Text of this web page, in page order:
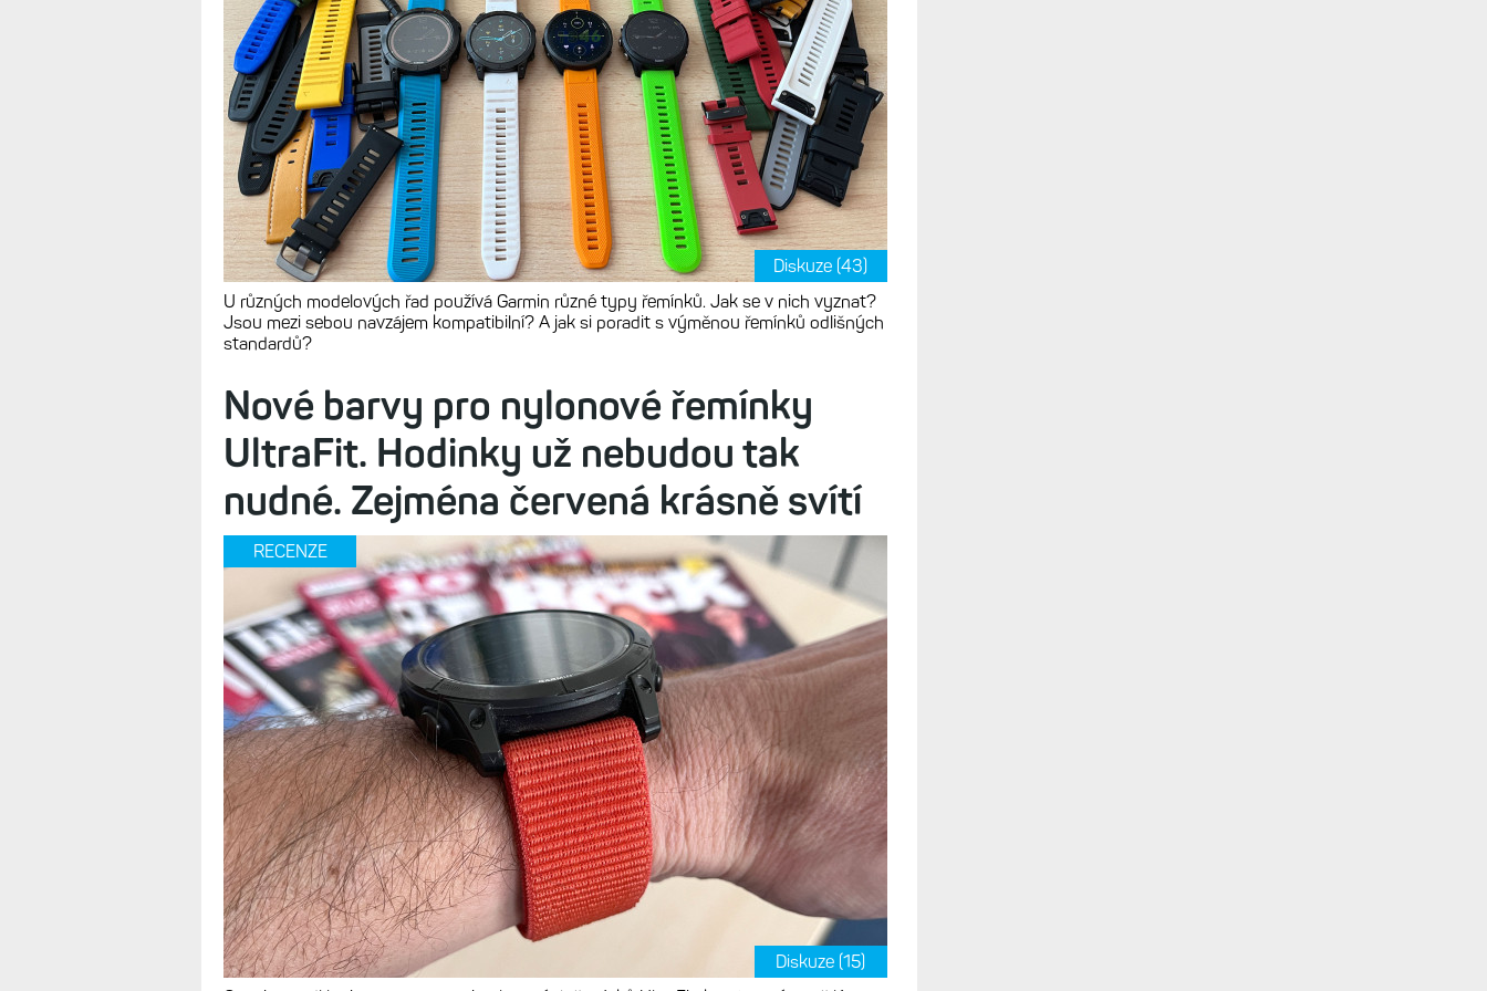
Diskuze (43)
U různých modelových řad používá Garmin různé typy řemínků. Jak se v nich vyznat?
Jsou mezi sebou navzájem kompatibilní? A jak si poradit s výměnou řemínků odlišných
standardů?
Nové barvy pro nylonové řemínky
UltraFit. Hodinky už nebudou tak
nudné. Zejména červená krásně svítí
RECENZE
Diskuze (15)